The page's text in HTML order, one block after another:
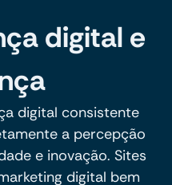
digital e
digital consistente
a percepção
e inovação. Sites
digital bem